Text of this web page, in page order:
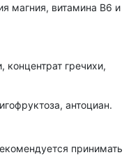
магния, витамина В6 и
концентрат гречихи,
антоциан.
принимать